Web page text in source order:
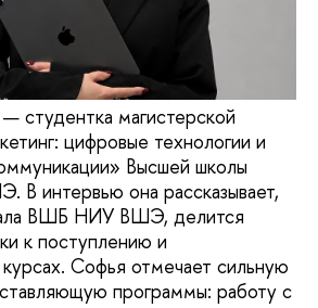
студентка магистерской
цифровые технологии и
Высшей школы
В интервью она рассказывает,
ВШБ НИУ ВШЭ, делится
к поступлению и
Софья отмечает сильную
программы: работу с